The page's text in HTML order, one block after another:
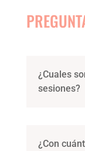
¿Cuales
sesiones?
¿Con